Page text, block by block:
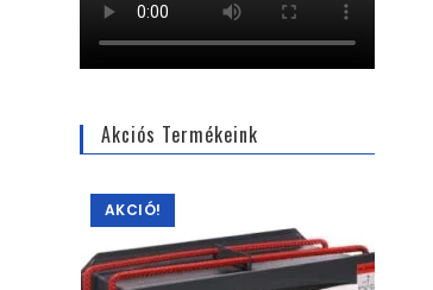
Akciós Termékeink
AKCIÓ!